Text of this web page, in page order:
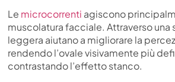
Le microcorrenti agiscono
muscolatura facciale. Attraverso una
leggera aiutano a migliorare la
rendendo l’ovale visivamente più
contrastando l’effetto stanco.